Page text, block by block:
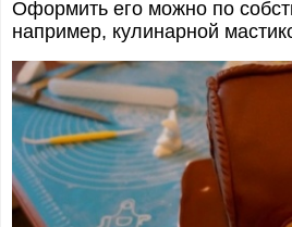
Оформить его можно по
например, кулинарной